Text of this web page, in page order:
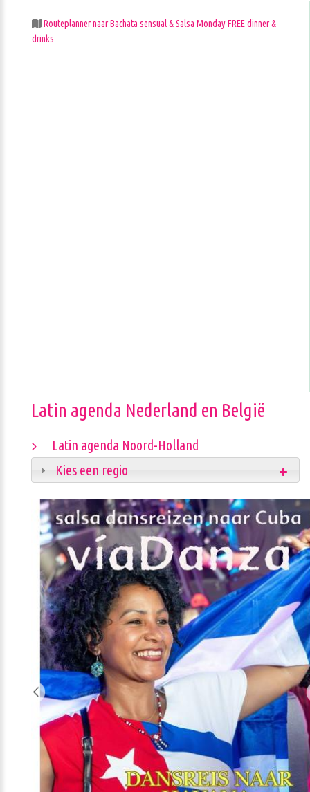
Routeplanner naar Bachata sensual & Salsa Monday FREE dinner &
drinks
Latin agenda Nederland en België
Latin agenda Noord-Holland
Kies een regio